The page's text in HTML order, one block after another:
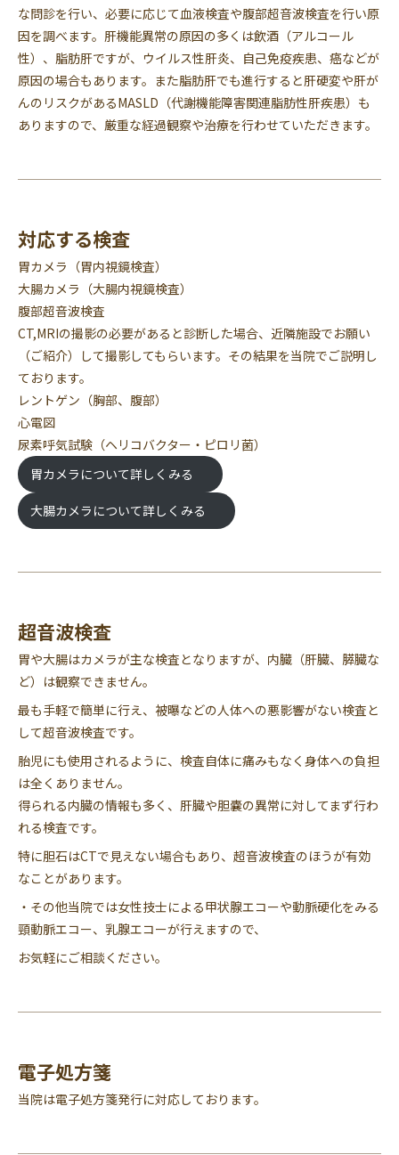
な問診を行い、必要に応じて血液検査や腹部超音波検査を行い原
因を調べます。肝機能異常の原因の多くは飲酒（アルコール
性）、脂肪肝ですが、ウイルス性肝炎、自己免疫疾患、癌などが
原因の場合もあります。また脂肪肝でも進行すると肝硬変や肝が
んのリスクがあるMASLD（代謝機能障害関連脂肪性肝疾患）も
ありますので、厳重な経過観察や治療を行わせていただきます。
対応する検査
胃カメラ（胃内視鏡検査）
大腸カメラ（大腸内視鏡検査）
腹部超音波検査
CT,MRIの撮影の必要があると診断した場合、近隣施設でお願い
（ご紹介）して撮影してもらいます。その結果を当院でご説明し
ております。
レントゲン（胸部、腹部）
心電図
尿素呼気試験（ヘリコバクター・ピロリ菌）
胃カメラについて詳しくみる
大腸カメラについて詳しくみる
超音波検査
胃や大腸はカメラが主な検査となりますが、内臓（肝臓、膵臓な
ど）は観察できません。
最も手軽で簡単に行え、被曝などの人体への悪影響がない検査と
して超音波検査です。
胎児にも使用されるように、検査自体に痛みもなく身体への負担
は全くありません。
得られる内臓の情報も多く、肝臓や胆嚢の異常に対してまず行わ
れる検査です。
特に胆石はCTで見えない場合もあり、超音波検査のほうが有効
なことがあります。
・その他当院では女性技士による甲状腺エコーや動脈硬化をみる
頸動脈エコー、乳腺エコーが行えますので、
お気軽にご相談ください。
電子処方箋
当院は電子処方箋発行に対応しております。